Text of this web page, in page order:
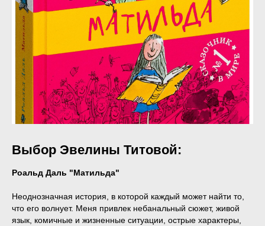
Выбор Эвелины Титовой:
Роальд Даль "Матильда"
Неоднозначная история, в которой каждый может найти то,
что его волнует. Меня привлек небанальный сюжет, живой
язык, комичные и жизненные ситуации, острые характеры,